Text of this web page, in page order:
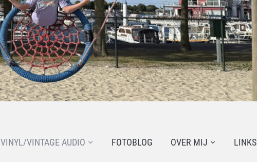
VINYL/VINTAGE AUDIO FOTOBLOG OVER MIJ LINKS